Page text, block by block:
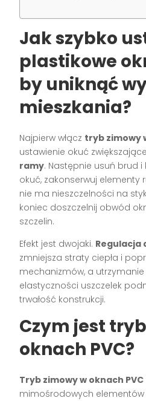
Jak szybko
plastikowe
by uniknąć
mieszkania?
Najpierw włącz tryb zimowy
ustawienie okuć zwiększające
ramy. Następnie usuń brud i
okuć, zakonserwuj elementy
nie ma nieszczelności na
koniec doszczelnij obwód
szczelin.
Efekt jest dwojaki. Regulacja
zmniejsza straty ciepła i
mechanizmów, a
elastyczności uszczelek
trwałość konstrukcji.
Czym jest
oknach PVC?
Tryb zimowy w oknach PVC
mimośrodowych elementów